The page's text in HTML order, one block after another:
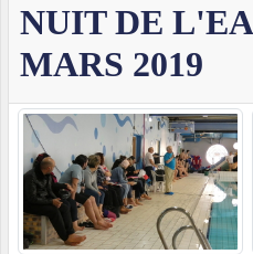
NUIT DE
MARS 2019